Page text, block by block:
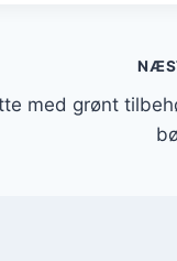
med grønt